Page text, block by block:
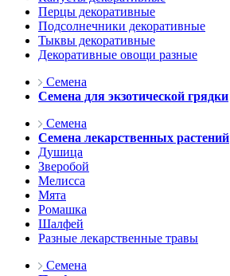
Перцы декоративные
Подсолнечники декоративные
Тыквы декоративные
Декоративные овощи разные
Семена
Семена для экзотической грядки
Семена
Семена лекарственных растений
Душица
Зверобой
Мелисса
Мята
Ромашка
Шалфей
Разные лекарственные травы
Семена